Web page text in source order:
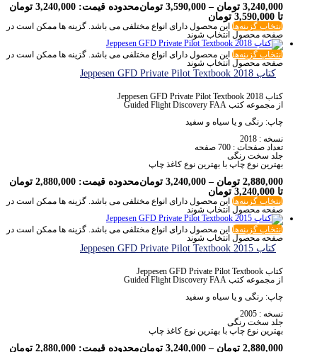
3,240,000 تومان –
3,590,000 تومان
محدوده قیمت: 3,240,000 تومان
تا 3,590,000 تومان
انتخاب گزینه‌ها این محصول دارای انواع مختلفی می باشد. گزینه ها ممکن است در
صفحه محصول انتخاب شوند
انتخاب گزینه‌ها این محصول دارای انواع مختلفی می باشد. گزینه ها ممکن است در
صفحه محصول انتخاب شوند
کتاب Jeppesen GFD Private Pilot Textbook 2018
کتاب Jeppesen GFD Private Pilot Textbook 2018
از مجموعه کتب Guided Flight Discovery FAA
چاپ: رنگی و یا سیاه و سفید
نسخه : 2018
تعداد صفحات : 700 صفحه
جلد سخت رنگی
بهترین نوع چاپ با بهترین نوع کاغذ چاپ
2,880,000 تومان –
3,240,000 تومان
محدوده قیمت: 2,880,000 تومان
تا 3,240,000 تومان
انتخاب گزینه‌ها این محصول دارای انواع مختلفی می باشد. گزینه ها ممکن است در
صفحه محصول انتخاب شوند
انتخاب گزینه‌ها این محصول دارای انواع مختلفی می باشد. گزینه ها ممکن است در
صفحه محصول انتخاب شوند
کتاب Jeppesen GFD Private Pilot Textbook 2015
کتاب Jeppesen GFD Private Pilot Textbook
از مجموعه کتب Guided Flight Discovery FAA
چاپ: رنگی و یا سیاه و سفید
نسخه : 2005
جلد سخت رنگی
بهترین نوع چاپ با بهترین نوع کاغذ چاپ
2,880,000 تومان –
3,240,000 تومان محدوده قیمت: 2,880,000 تومان